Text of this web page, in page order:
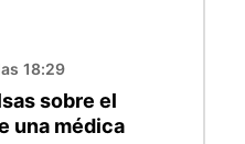
18:29
sobre el
una médica